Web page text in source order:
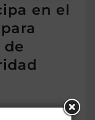
en el
de